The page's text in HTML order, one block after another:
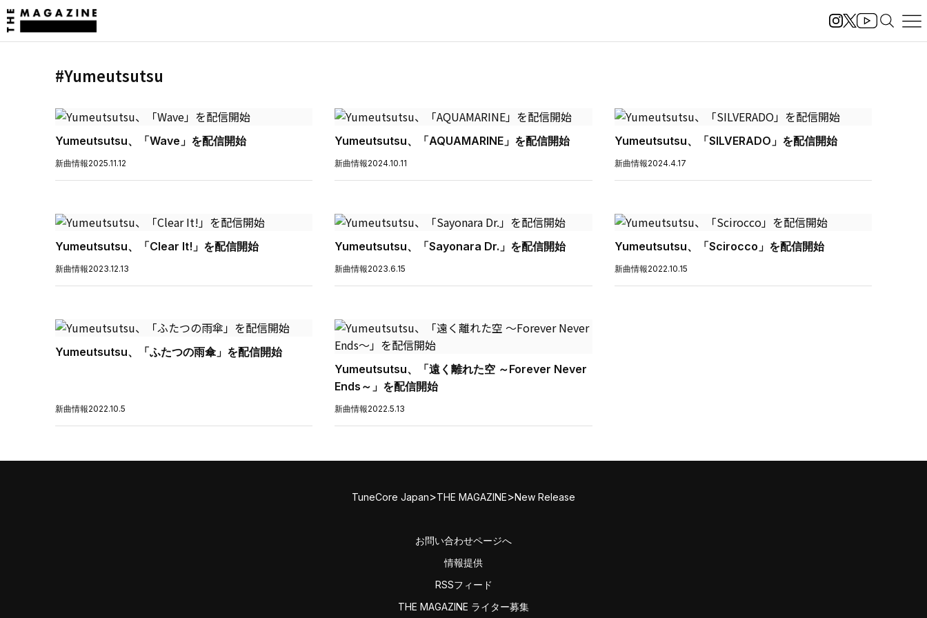
#Yumeutsutsu
Yumeutsutsu、「Wave」を配信開始
新曲情報2025.11.12
Yumeutsutsu、「AQUAMARINE」を配信開始
新曲情報2024.10.11
Yumeutsutsu、「SILVERADO」を配信開始
新曲情報2024.4.17
Yumeutsutsu、「Clear It!」を配信開始
新曲情報2023.12.13
Yumeutsutsu、「Sayonara Dr.」を配信開始
新曲情報2023.6.15
Yumeutsutsu、「Scirocco」を配信開始
新曲情報2022.10.15
Yumeutsutsu、「ふたつの雨傘」を配信開始
新曲情報2022.10.5
Yumeutsutsu、「遠く離れた空 ～Forever Never
Ends～」を配信開始
新曲情報2022.5.13
TuneCore Japan>THE MAGAZINE>New Release
お問い合わせページへ
情報提供
RSSフィード
THE MAGAZINE ライター募集